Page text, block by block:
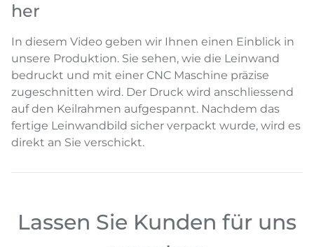
her
In diesem Video geben wir Ihnen einen Einblick in
unsere Produktion. Sie sehen, wie die Leinwand
bedruckt und mit einer CNC Maschine präzise
zugeschnitten wird. Der Druck wird anschliessend
auf den Keilrahmen aufgespannt. Nachdem das
fertige Leinwandbild sicher verpackt wurde, wird es
direkt an Sie verschickt.
Lassen Sie Kunden für uns